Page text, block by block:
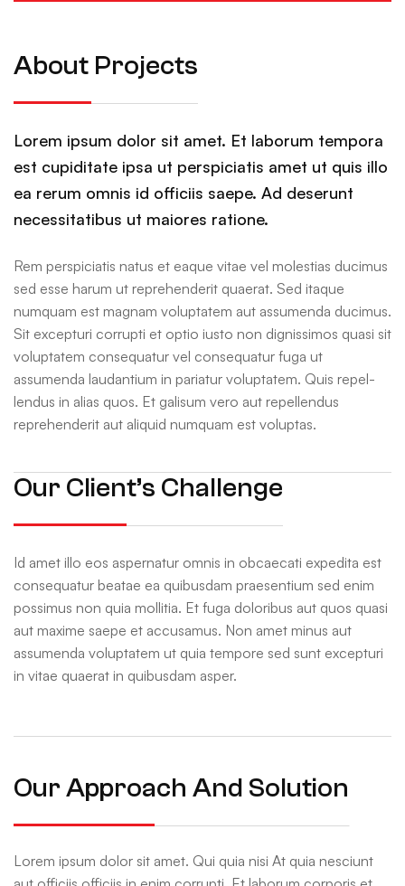
About Projects
Lorem ipsum dolor sit amet. Et laborum tempora
est cupiditate ipsa ut perspiciatis amet ut quis illo
ea rerum omnis id officiis saepe. Ad deserunt
necessitatibus ut maiores ratione.
Rem perspiciatis natus et eaque vitae vel molestias ducimus
sed esse harum ut reprehenderit quaerat. Sed itaque
numquam est magnam voluptatem aut assumenda ducimus.
Sit excepturi corrupti et optio iusto non dignissimos quasi sit
voluptatem consequatur vel consequatur fuga ut
assumenda laudantium in pariatur voluptatem. Quis repel-
lendus in alias quos. Et galisum vero aut repellendus
reprehenderit aut aliquid numquam est voluptas.
Our Client’s Challenge
Id amet illo eos aspernatur omnis in obcaecati expedita est
consequatur beatae ea quibusdam praesentium sed enim
possimus non quia mollitia. Et fuga doloribus aut quos quasi
aut maxime saepe et accusamus. Non amet minus aut
assumenda voluptatem ut quia tempore sed sunt excepturi
in vitae quaerat in quibusdam asper.
Our Approach And Solution
Lorem ipsum dolor sit amet. Qui quia nisi At quia nesciunt